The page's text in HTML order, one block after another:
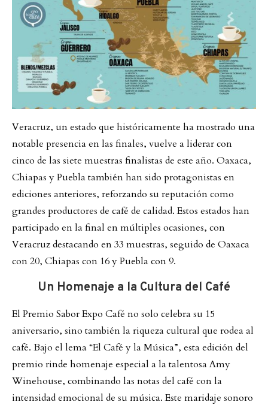
Veracruz, un estado que históricamente ha mostrado una
notable presencia en las finales, vuelve a liderar con
cinco de las siete muestras finalistas de este año. Oaxaca,
Chiapas y Puebla también han sido protagonistas en
ediciones anteriores, reforzando su reputación como
grandes productores de café de calidad. Estos estados han
participado en la final en múltiples ocasiones, con
Veracruz destacando en 33 muestras, seguido de Oaxaca
con 20, Chiapas con 16 y Puebla con 9.
Un Homenaje a la Cultura del Café
El Premio Sabor Expo Café no solo celebra su 15
aniversario, sino también la riqueza cultural que rodea al
café. Bajo el lema “El Café y la Música”, esta edición del
premio rinde homenaje especial a la talentosa Amy
Winehouse, combinando las notas del café con la
intensidad emocional de su música. Este maridaje sonoro